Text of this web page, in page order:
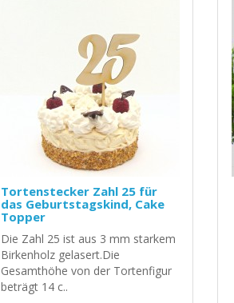
Tortenstecker Zahl 25 für
das Geburtstagskind, Cake
Topper
Die Zahl 25 ist aus 3 mm starkem
Birkenholz gelasert.Die
Gesamthöhe von der Tortenfigur
beträgt 14 c..